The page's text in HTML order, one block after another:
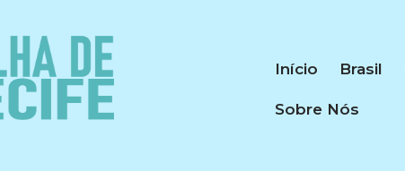
Início Brasil
Sobre Nós